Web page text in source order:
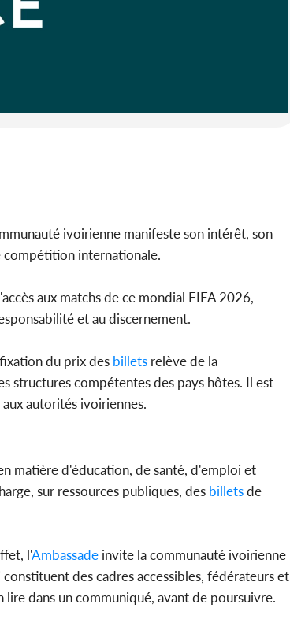
ivoirienne manifeste son intérêt, son
compétition internationale.
aux matchs de ce mondial FIFA 2026,
et au discernement.
du prix des billets relève de la
structures compétentes des pays hôtes. Il est
autorités ivoiriennes.
matière d'éducation, de santé, d'emploi et
sur ressources publiques, des billetsde
l'Ambassade invite la communauté ivoirienne
des cadres accessibles, fédérateurs et
dans un communiqué, avant de poursuivre.